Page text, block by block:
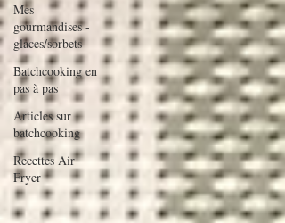
Mes
gourmandises -
glaces/sorbets
Batchcooking en
pas à pas
Articles sur
batchcooking
Recettes Air
Fryer